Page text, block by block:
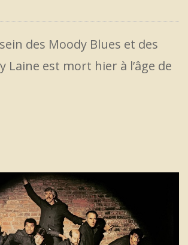
des Moody Blues et des
Laine est mort hier à l’âge de